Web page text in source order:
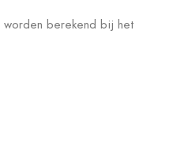
worden berekend bij het